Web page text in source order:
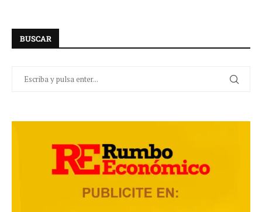
BUSCAR